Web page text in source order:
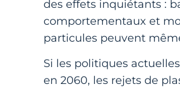
des effets inquiétants :
comportementaux et
particules peuvent
Si les politiques
en 2060, les rejets de